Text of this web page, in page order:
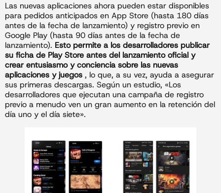
Las nuevas aplicaciones ahora pueden estar disponibles
para pedidos anticipados en App Store (hasta 180 días
antes de la fecha de lanzamiento) y registro previo en
Google Play (hasta 90 días antes de la fecha de
lanzamiento). Esto permite a los desarrolladores publicar
su ficha de Play Store antes del lanzamiento oficial y
crear entusiasmo y conciencia sobre las nuevas
aplicaciones y juegos , lo que, a su vez, ayuda a asegurar
sus primeras descargas. Según un estudio, «Los
desarrolladores que ejecutan una campaña de registro
previo a menudo ven un gran aumento en la retención del
día uno y el día siete».